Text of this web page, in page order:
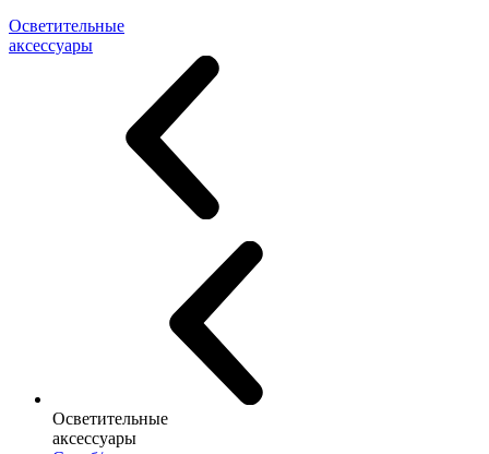
Осветительные
аксессуары
Осветительные
аксессуары